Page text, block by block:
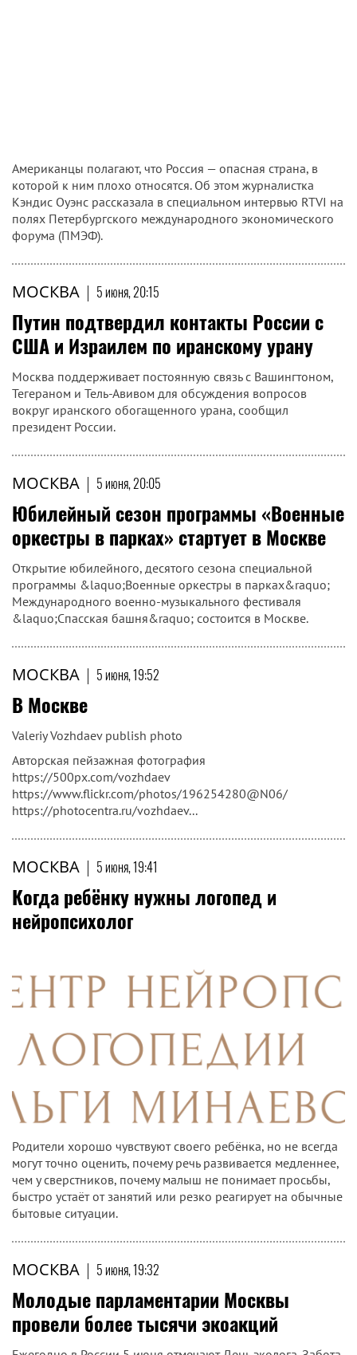
Американцы полагают, что Россия — опасная страна, в
которой к ним плохо относятся. Об этом журналистка
Кэндис Оуэнс рассказала в специальном интервью RTVI на
полях Петербургского международного экономического
форума (ПМЭФ).
МОСКВА | 5 июня, 20:15
Путин подтвердил контакты России с
США и Израилем по иранскому урану
Москва поддерживает постоянную связь с Вашингтоном,
Тегераном и Тель-Авивом для обсуждения вопросов
вокруг иранского обогащенного урана, сообщил
президент России.
МОСКВА | 5 июня, 20:05
Юбилейный сезон программы «Военные
оркестры в парках» стартует в Москве
Открытие юбилейного, десятого сезона специальной
программы &laquo;Военные оркестры в парках&raquo;
Международного военно-музыкального фестиваля
&laquo;Спасская башня&raquo; состоится в Москве.
МОСКВА | 5 июня, 19:52
В Москве
Valeriy Vozhdaev publish photo
Авторская пейзажная фотография
https://500px.com/vozhdaev
https://www.flickr.com/photos/196254280@N06/
https://photocentra.ru/vozhdaev...
МОСКВА | 5 июня, 19:41
Когда ребёнку нужны логопед и
нейропсихолог
Родители хорошо чувствуют своего ребёнка, но не всегда
могут точно оценить, почему речь развивается медленнее,
чем у сверстников, почему малыш не понимает просьбы,
быстро устаёт от занятий или резко реагирует на обычные
бытовые ситуации.
МОСКВА | 5 июня, 19:32
Молодые парламентарии Москвы
провели более тысячи экоакций